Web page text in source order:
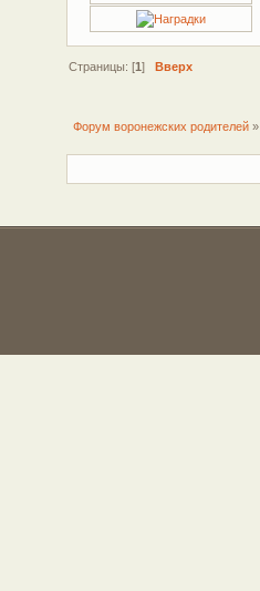
Страницы: [1] Вверх
Форум воронежских родителей»